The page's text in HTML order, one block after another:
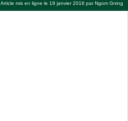
Article mis en ligne le 19 janvier 2016 par Ngom Gning